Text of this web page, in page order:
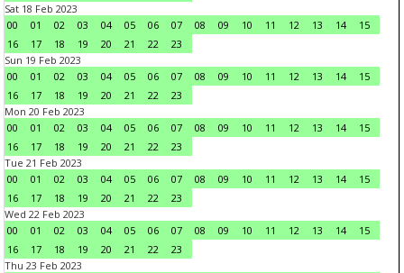
Sat 18 Feb 2023
00
01 02 03 04 05 06 07 08 09 10 11 12 13 14
15
16
17 18 19 20 21 22
23
Sun 19 Feb 2023
00
01 02 03 04 05 06 07 08 09 10 11 12 13 14
15
16
17 18 19 20 21 22
23
Mon 20 Feb 2023
00
01 02 03 04 05 06 07 08 09 10 11 12 13 14
15
16
17 18 19 20 21 22
23
Tue 21 Feb 2023
00
01 02 03 04 05 06 07 08 09 10 11 12 13 14
15
16
17 18 19 20 21 22
23
Wed 22 Feb 2023
00
01 02 03 04 05 06 07 08 09 10 11 12 13 14
15
16
17 18 19 20 21 22
23
Thu 23 Feb 2023